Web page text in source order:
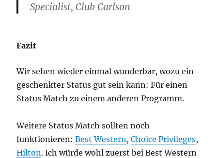
Specialist, Club Carlson
Fazit
Wir sehen wieder einmal wunderbar, wozu ein
geschenkter Status gut sein kann: Für einen
Status Match zu einem anderen Programm.
Weitere Status Match sollten noch
funktionieren:Best Western ,Choice Privileges,
Hilton. Ich würde wohl zuerst bei Best Western